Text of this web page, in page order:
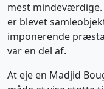
mest mindeværdige.
er blevet
imponerende
var en del af.
At eje en Madjid